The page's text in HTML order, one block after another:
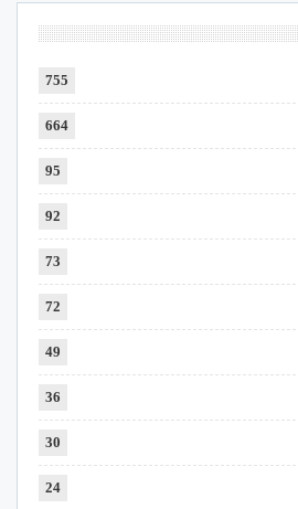
755
664
95
92
73
72
49
36
30
24